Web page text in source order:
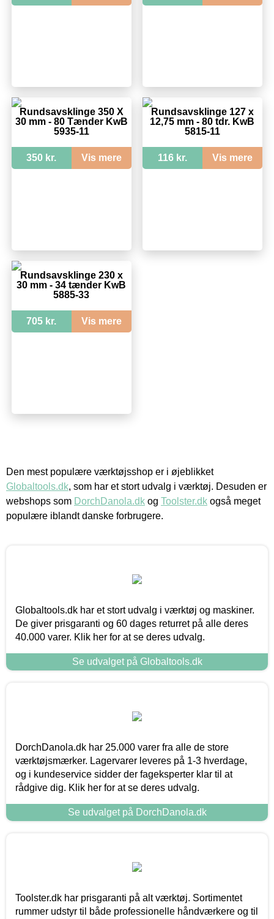
Rundsavsklinge 350 X
30 mm - 80 Tænder KwB
5935-11
350 kr. Vis mere
Rundsavsklinge 127 x
12,75 mm - 80 tdr. KwB
5815-11
116 kr. Vis mere
Rundsavsklinge 230 x
30 mm - 34 tænder KwB
5885-33
705 kr. Vis mere
Den mest populære værktøjsshop er i øjeblikket
Globaltools.dk, som har et stort udvalg i værktøj. Desuden er
webshops som DorchDanola.dk og Toolster.dk også meget
populære iblandt danske forbrugere.
Globaltools.dk har et stort udvalg i værktøj og maskiner.
De giver prisgaranti og 60 dages returret på alle deres
40.000 varer. Klik her for at se deres udvalg.
Se udvalget på Globaltools.dk
DorchDanola.dk har 25.000 varer fra alle de store
værktøjsmærker. Lagervarer leveres på 1-3 hverdage,
og i kundeservice sidder der fageksperter klar til at
rådgive dig. Klik her for at se deres udvalg.
Se udvalget på DorchDanola.dk
Toolster.dk har prisgaranti på alt værktøj. Sortimentet
rummer udstyr til både professionelle håndværkere og til